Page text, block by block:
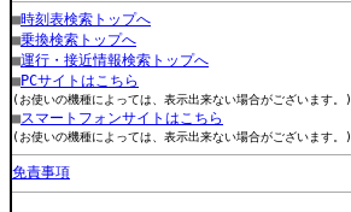
■時刻表検索トップへ
■乗換検索トップへ
■運行・接近情報検索トップへ
■PCサイトはこちら
(お使いの機種によっては、表示出来ない場合がございます。)
■スマートフォンサイトはこちら
(お使いの機種によっては、表示出来ない場合がございます。)
免責事項